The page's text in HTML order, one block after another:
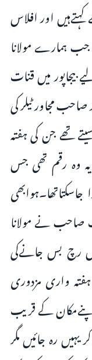
اور افلاس
جب ہمارے مولانا
میں قنات
مجاور ٹیلر کی
تھے جن کی ہفتہ
وہ رقم تھی جس
نے مولانا
رچ بس جانےکی
واری مزدوری
کے قریب
رہ جائیں مگر